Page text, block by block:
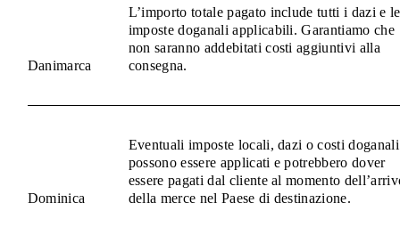
Danimarca
L’importo totale pagato include tutti i dazi e le
imposte doganali applicabili. Garantiamo che
non saranno addebitati costi aggiuntivi alla
consegna.
Dominica
Eventuali imposte locali, dazi o costi doganali
possono essere applicati e potrebbero dover
essere pagati dal cliente al momento
della merce nel Paese di destinazione.